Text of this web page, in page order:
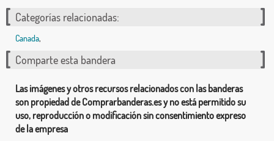
Categorías relacionadas:
Canada,
Comparte esta bandera
Las imágenes y otros recursos relacionados con las banderas
son propiedad de Comprarbanderas.es y no está permitido su
uso, reproducción o modificación sin consentimiento expreso
de la empresa